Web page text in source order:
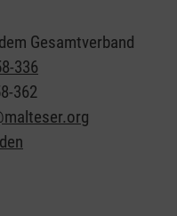
Gesamtverband
336
362